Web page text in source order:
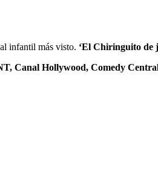
infantil más visto. ‘El Chiringuito de
Canal Hollywood, Comedy